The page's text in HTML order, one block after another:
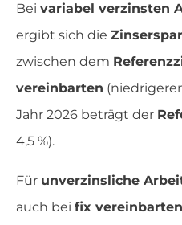
Bei variabel verzinsten
ergibt sich die
zwischen dem
vereinbarten
Jahr 2026 beträgt der
4,5 %).
Für unverzinsliche
auch bei fix